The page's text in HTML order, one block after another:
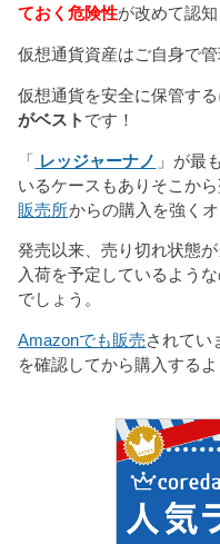
ておく危険性が改めて認知
仮想通貨資産はご自身で管
仮想通貨を安全に保管す
がベスト です！
「 レッジャーナノ 」が最
いるケースもありそこか
販売所からの購入を強くオ
発売以来、売り切れ状態
入荷を予定しているよう
でしょう。
Amazonでも販売されてい
を確認してから購入するよ